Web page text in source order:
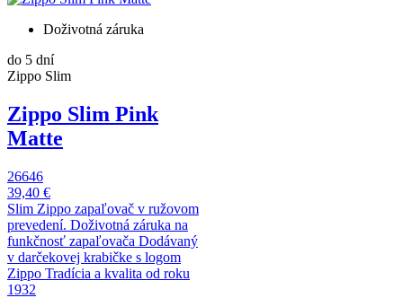
Doživotná záruka
do 5 dní
Zippo Slim
Zippo Slim Pink
Matte
26646
39,40 €
Slim Zippo zapaľovač v ružovom
prevedení. Doživotná záruka na
funkčnosť zapaľovača Dodávaný
v darčekovej krabičke s logom
Zippo Tradícia a kvalita od roku
1932